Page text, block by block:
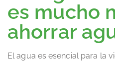
es mucho
ahorrar
El agua es esencial para la